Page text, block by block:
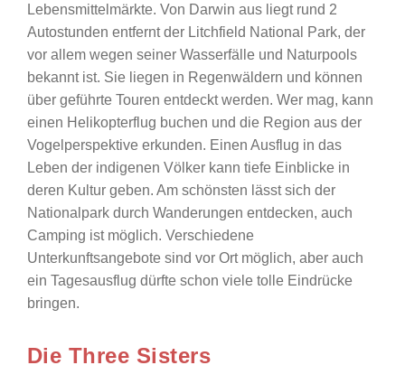
Lebensmittelmärkte. Von Darwin aus liegt rund 2
Autostunden entfernt der Litchfield National Park, der
vor allem wegen seiner Wasserfälle und Naturpools
bekannt ist. Sie liegen in Regenwäldern und können
über geführte Touren entdeckt werden. Wer mag, kann
einen Helikopterflug buchen und die Region aus der
Vogelperspektive erkunden. Einen Ausflug in das
Leben der indigenen Völker kann tiefe Einblicke in
deren Kultur geben. Am schönsten lässt sich der
Nationalpark durch Wanderungen entdecken, auch
Camping ist möglich. Verschiedene
Unterkunftsangebote sind vor Ort möglich, aber auch
ein Tagesausflug dürfte schon viele tolle Eindrücke
bringen.
Die Three Sisters